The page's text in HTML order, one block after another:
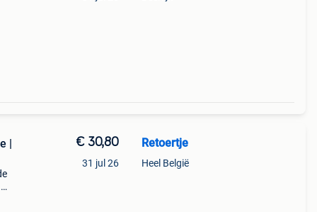
| € 30,80
31 jul 26
Retoertje
Heel België